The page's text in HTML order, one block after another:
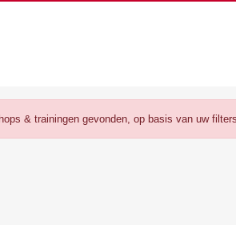
& trainingen gevonden, op basis van uw